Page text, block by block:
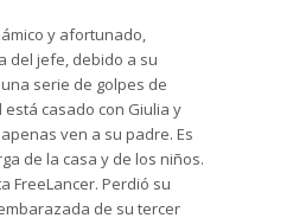
y afortunado,
del jefe, debido a su
serie de golpes de
casado con Giulia y
ven a su padre. Es
de la casa y de los niños.
FreeLancer. Perdió su
de su tercer